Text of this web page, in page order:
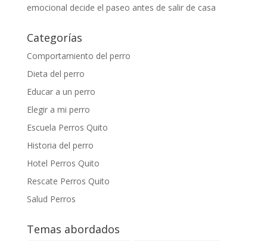
emocional decide el paseo antes de salir de casa
Categorías
Comportamiento del perro
Dieta del perro
Educar a un perro
Elegir a mi perro
Escuela Perros Quito
Historia del perro
Hotel Perros Quito
Rescate Perros Quito
Salud Perros
Temas abordados